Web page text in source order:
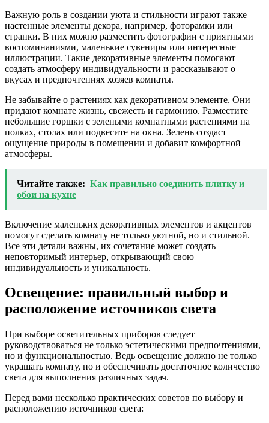
Важную роль в создании уюта и стильности играют также
настенные элементы декора, например, фоторамки или
странки. В них можно разместить фотографии с приятными
воспоминаниями, маленькие сувениры или интересные
иллюстрации. Такие декоративные элементы помогают
создать атмосферу индивидуальности и рассказывают о
вкусах и предпочтениях хозяев комнаты.
Не забывайте о растениях как декоративном элементе. Они
придают комнате жизнь, свежесть и гармонию. Разместите
небольшие горшки с зелеными комнатными растениями на
полках, столах или подвесите на окна. Зелень создаст
ощущение природы в помещении и добавит комфортной
атмосферы.
Читайте также: Как правильно соединить плитку и
обои на кухне
Включение маленьких декоративных элементов и акцентов
помогут сделать комнату не только уютной, но и стильной.
Все эти детали важны, их сочетание может создать
неповторимый интерьер, открывающий свою
индивидуальность и уникальность.
Освещение: правильный выбор и
расположение источников света
При выборе осветительных приборов следует
руководствоваться не только эстетическими предпочтениями,
но и функциональностью. Ведь освещение должно не только
украшать комнату, но и обеспечивать достаточное количество
света для выполнения различных задач.
Перед вами несколько практических советов по выбору и
расположению источников света: